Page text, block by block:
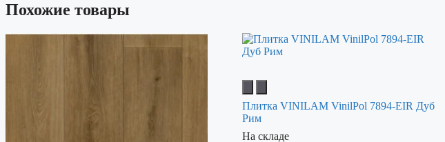
Похожие товары
Плитка VINILAM VinilPol 7894-EIR Дуб
Рим
На складе